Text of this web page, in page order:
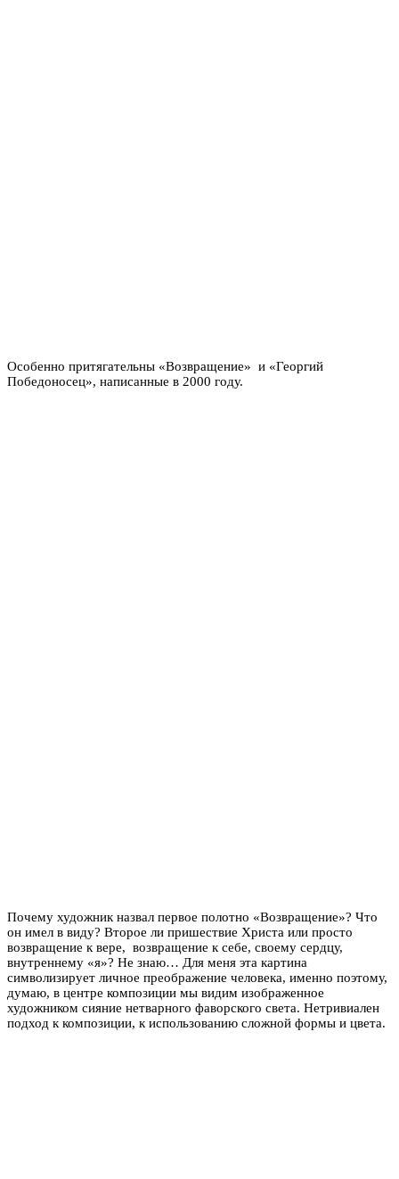
Особенно притягательны «Возвращение» и «Георгий
Победоносец», написанные в 2000 году.
Почему художник назвал первое полотно «Возвращение»? Что
он имел в виду? Второе ли пришествие Христа или просто
возвращение к вере, возвращение к себе, своему сердцу,
внутреннему «я»? Не знаю… Для меня эта картина
символизирует личное преображение человека, именно поэтому,
думаю, в центре композиции мы видим изображенное
художником сияние нетварного фаворского света. Нетривиален
подход к композиции, к использованию сложной формы и цвета.